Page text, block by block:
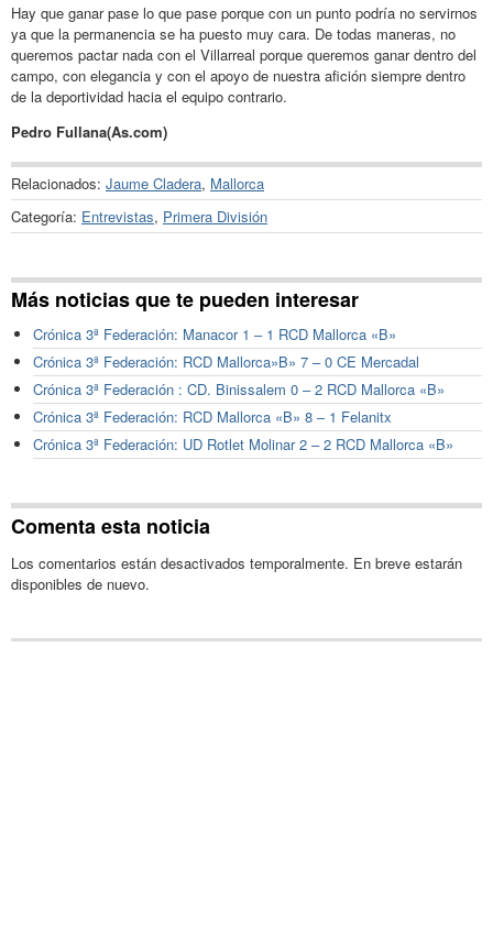
Hay que ganar pase lo que pase porque con un punto podría no servirnos
ya que la permanencia se ha puesto muy cara. De todas maneras, no
queremos pactar nada con el Villarreal porque queremos ganar dentro del
campo, con elegancia y con el apoyo de nuestra afición siempre dentro
de la deportividad hacia el equipo contrario.
Pedro Fullana(As.com)
Relacionados: Jaume Cladera, Mallorca
Categoría: Entrevistas, Primera División
Más noticias que te pueden interesar
Crónica 3ª Federación: Manacor 1 – 1 RCD Mallorca «B»
Crónica 3ª Federación: RCD Mallorca»B» 7 – 0 CE Mercadal
Crónica 3ª Federación : CD. Binissalem 0 – 2 RCD Mallorca «B»
Crónica 3ª Federación: RCD Mallorca «B» 8 – 1 Felanitx
Crónica 3ª Federación: UD Rotlet Molinar 2 – 2 RCD Mallorca «B»
Comenta esta noticia
Los comentarios están desactivados temporalmente. En breve estarán
disponibles de nuevo.